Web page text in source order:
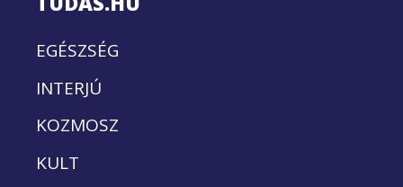
EGÉSZSÉG
INTERJÚ
KOZMOSZ
KULT